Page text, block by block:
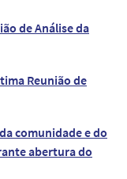
de Análise da
Reunião de
comunidade e do
abertura do